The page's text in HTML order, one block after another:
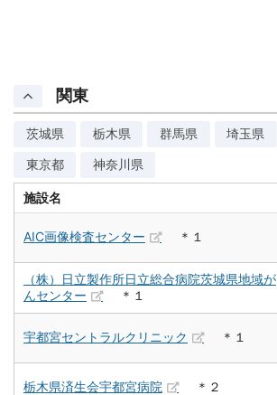
関東
茨城県 栃木県 群馬県 埼玉県
東京都 神奈川県
施設名
AIC画像検査センター ＊１
（株）日立製作所日立総合病院茨城県地域が
んセンター
＊１
宇都宮セントラルクリニック ＊１
栃木県済生会宇都宮病院 ＊２